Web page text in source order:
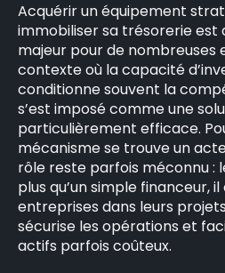
Acquérir un équipement
immobiliser sa trésorerie est
majeur pour de nombreuses
contexte où la capacité
conditionne souvent la
s’est imposé comme une
particulièrement efficace.
mécanisme se trouve un
rôle reste parfois méconnu :
plus qu’un simple financeur,
entreprises dans leurs
sécurise les opérations et
actifs parfois coûteux.